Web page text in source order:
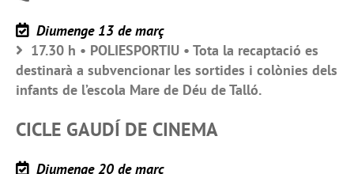
Diumenge 13 de març
17.30 h • POLIESPORTIU • Tota la recaptació es
destinarà a subvencionar les sortides i colònies dels
infants de l’escola Mare de Déu de Talló.
CICLE GAUDÍ DE CINEMA
Diumenge 20 de març